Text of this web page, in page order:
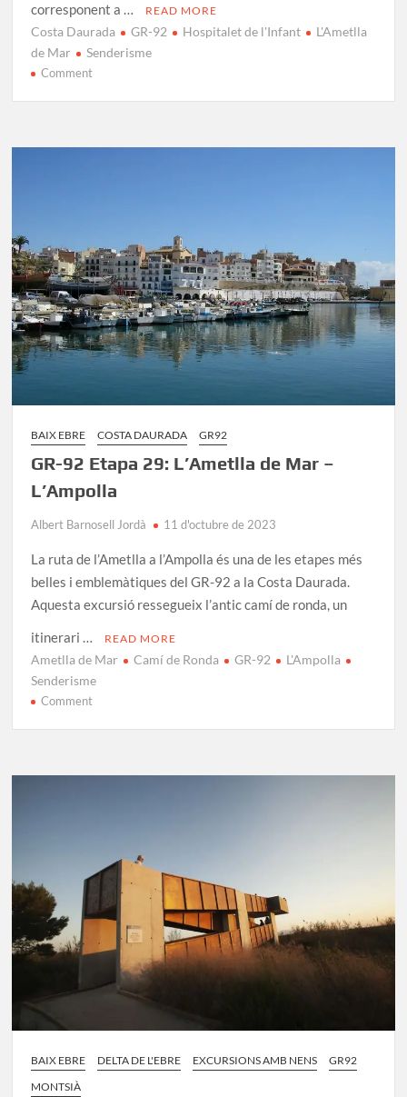
corresponent a …
READ MORE
Costa Daurada GR-92 Hospitalet de l'Infant
L'Ametlla
de Mar
Senderisme
Commenton
28:
L’Ametlla
de
Mar
BAIX EBRE COSTA DAURADA GR92
GR-92 Etapa 29: L’Ametlla de Mar –
L’Ampolla
Albert Barnosell Jordà 11 d'octubre de 2023
La ruta de l’Ametlla a l’Ampolla és una de les etapes més
belles i emblemàtiques del GR-92 a la Costa Daurada.
Aquesta excursió ressegueix l’antic camí de ronda, un
itinerari …
READ MORE
Ametlla de Mar Camí de Ronda GR-92
L'Ampolla
Senderisme
Commenton
29:
L’Ampolla
BAIX EBRE DELTA DE L'EBRE EXCURSIONS AMB NENS
GR92
MONTSIÀ